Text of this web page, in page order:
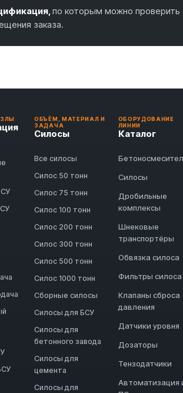
по которым можно проверить
заказа.
ОБЪЁМ, МАТЕРИАЛ И
ЗАДАЧА
Силосы
Все силосы
Силос 50 тонн
Силос 75 тонн
Силос 100 тонн
Силос 200 тонн
Силос 300 тонн
Силос 500 тонн
Силос 1000 тонн
Сборные силосы
Силосы для БСУ
Силосы для
бетонного завода
Силосы для
цемента
Силосы для
ОБОРУДОВАНИЕ
ЛИНИИ
Каталог
Силосы
Дробильные
комплексы
Шнековые
транспортёры
Обвязка силоса
Фильтры силоса
Клапаны сброса
давления
Датчики уровня
Дозаторы
Тензодатчики
Автоматизация